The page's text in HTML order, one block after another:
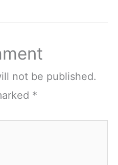
not be published.
*